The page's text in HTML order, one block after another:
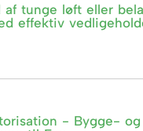
tunge løft eller
effektiv
- Bygge-